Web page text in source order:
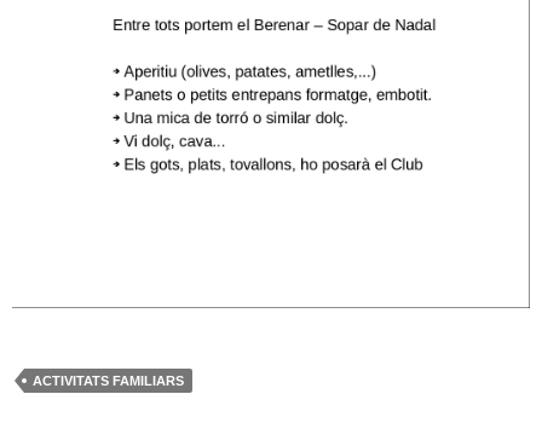
ACTIVITATS FAMILIARS